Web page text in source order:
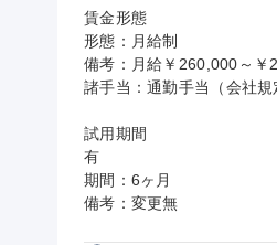
賃金形態
形態：月給制
備考：月給￥260,000～￥
諸手当：通勤手当（会社
試用期間
有
期間：6ヶ月
備考：変更無